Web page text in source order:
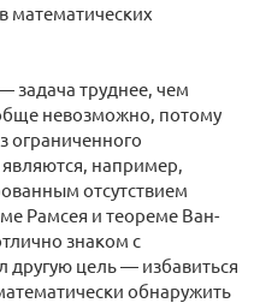
математических
задача труднее, чем
невозможно, потому
ограниченного
например,
отсутствием
Рамсея и теореме Ван-
знаком с
другую цель — избавиться
обнаружить